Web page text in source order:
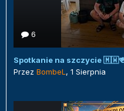
6
Spotkanie na szczycie
Przez BombeL , 1 Sierpnia